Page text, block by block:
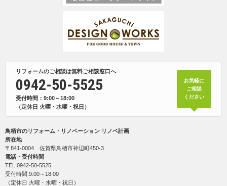
リフォームのご相談は無料ご相談窓口へ
0942-50-5525
受付時間：9:00～18:00
（定休日 火曜・水曜・祝日）
お気軽に
ご相談
ください
鳥栖市のリフォーム・リノベーション リノベ計画
所在地
〒841-0004 佐賀県鳥栖市神辺町450-3
電話・受付時間
TEL. 0942-50-5525
受付時間.9:00～18:00
（定休日 火曜・水曜・祝日）